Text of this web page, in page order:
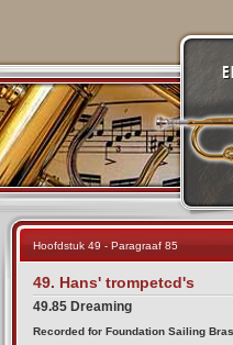
Hoofdstuk 49 - Paragraaf 85
49. Hans' trompetcd's
49.85 Dreaming
Recorded for Foundation Sailing